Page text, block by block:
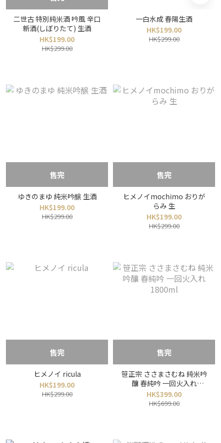
二世古 特別純米酒 吟風 辛口
新酒(しぼりたて) 生酒
HK$199.00
HK$299.00
一白水成 春陽生酒
HK$199.00
HK$299.00
售完
ゆきのまゆ 純米吟醸 生酒
HK$199.00
HK$299.00
售完
ヒメノイmochimo おりが
らみ 生
HK$199.00
HK$299.00
售完
ヒメノイ ricula
HK$199.00
HK$299.00
售完
笹正宗 ささまさむね 純米吟
釀 春純吟 一回火入れ
1800ml
HK$399.00
HK$699.00